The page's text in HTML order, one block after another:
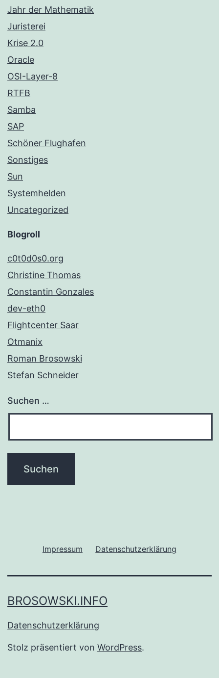
Jahr der Mathematik
Juristerei
Krise 2.0
Oracle
OSI-Layer-8
RTFB
Samba
SAP
Schöner Flughafen
Sonstiges
Sun
Systemhelden
Uncategorized
Blogroll
c0t0d0s0.org
Christine Thomas
Constantin Gonzales
dev-eth0
Flightcenter Saar
Otmanix
Roman Brosowski
Stefan Schneider
Suchen …
Impressum Datenschutzerklärung
BROSOWSKI.INFO
Datenschutzerklärung
Stolz präsentiert von WordPress.